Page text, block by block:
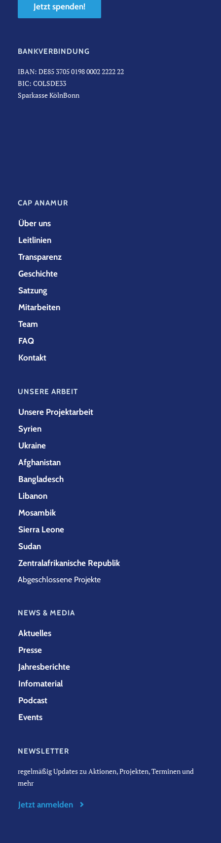
Jetzt spenden!
BANKVERBINDUNG
IBAN: DE85 3705 0198 0002 2222 22
BIC: COLSDE33
Sparkasse KölnBonn
CAP ANAMUR
Über uns
Leitlinien
Transparenz
Geschichte
Satzung
Mitarbeiten
Team
FAQ
Kontakt
UNSERE ARBEIT
Unsere Projektarbeit
Syrien
Ukraine
Afghanistan
Bangladesch
Libanon
Mosambik
Sierra Leone
Sudan
Zentralafrikanische Republik
Abgeschlossene Projekte
NEWS & MEDIA
Aktuelles
Presse
Jahresberichte
Infomaterial
Podcast
Events
NEWSLETTER
regelmäßig Updates zu Aktionen, Projekten, Terminen und
mehr
Jetzt anmelden